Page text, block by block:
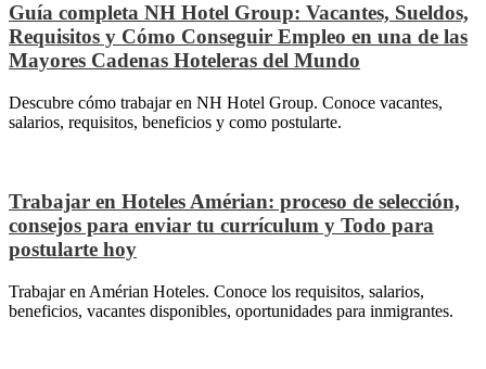
Guía completa NH Hotel Group: Vacantes, Sueldos,
Requisitos y Cómo Conseguir Empleo en una de las
Mayores Cadenas Hoteleras del Mundo
Descubre cómo trabajar en NH Hotel Group. Conoce vacantes,
salarios, requisitos, beneficios y como postularte.
Trabajar en Hoteles Amérian: proceso de selección,
consejos para enviar tu currículum y Todo para
postularte hoy
Trabajar en Amérian Hoteles. Conoce los requisitos, salarios,
beneficios, vacantes disponibles, oportunidades para inmigrantes.